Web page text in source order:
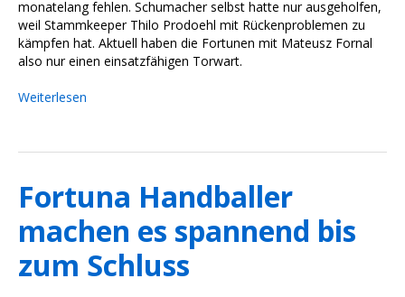
monatelang fehlen. Schumacher selbst hatte nur ausgeholfen,
weil Stammkeeper Thilo Prodoehl mit Rückenproblemen zu
kämpfen hat. Aktuell haben die Fortunen mit Mateusz Fornal
also nur einen einsatzfähigen Torwart.
Weiterlesen
Fortuna Handballer
machen es spannend bis
zum Schluss